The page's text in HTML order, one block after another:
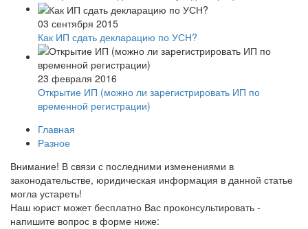
03 сентября 2015
Как ИП сдать декларацию по УСН?
23 февраля 2016
Открытие ИП (можно ли зарегистрировать ИП по
временной регистрации)
Главная
Разное
Внимание! В связи с последними изменениями в
законодательстве, юридическая информация в данной статье
могла устареть!
Наш юрист может бесплатно Вас проконсультировать -
напишите вопрос в форме ниже: